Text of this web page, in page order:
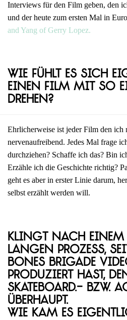
Interviews für den Film geben, den
und der heute zum ersten Mal in
and Yang of Gerry Lopez.
Wie fühlt es sich
einen Film mit so
drehen?
Ehrlicherweise ist jeder Film den ich
nervenaufreibend. Jedes Mal frage
durchziehen? Schaffe ich das? Bin
Erzähle ich die Geschichte richtig?
geht es aber in erster Linie darum,
selbst erzählt werden will.
Klingt nach
langen Prozess,
Bones Brigade
produziert hast,
Skateboard.- bzw.
überhaupt.
Wie kam es